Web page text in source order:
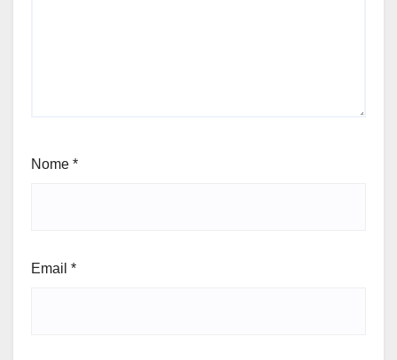
Nome *
Email *